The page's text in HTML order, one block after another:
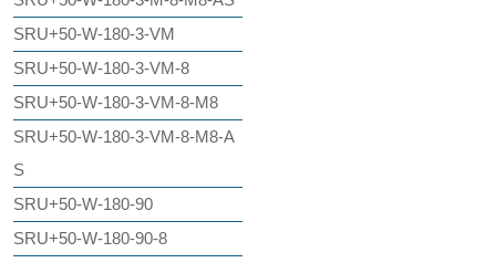
SRU+50-W-180-3-VM
SRU+50-W-180-3-VM-8
SRU+50-W-180-3-VM-8-M8
SRU+50-W-180-3-VM-8-M8-A
S
SRU+50-W-180-90
SRU+50-W-180-90-8